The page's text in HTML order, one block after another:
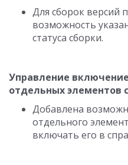
Для сборок версий
возможность
статуса сборки.
Управление
отдельных элементов
Добавлена
отдельного
включать его в